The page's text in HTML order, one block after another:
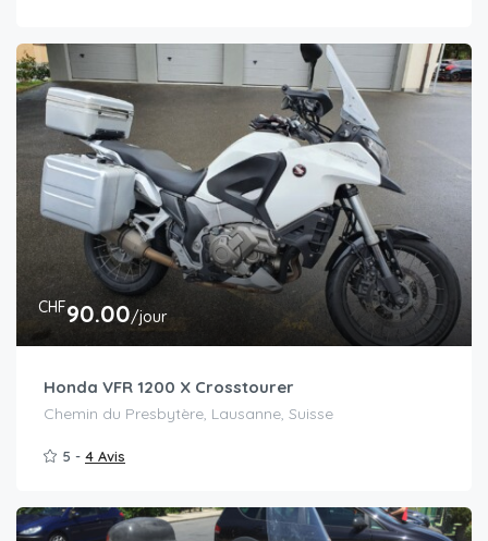
CHF90.00/jour
Honda VFR 1200 X Crosstourer
Chemin du Presbytère, Lausanne, Suisse
5 - 4 Avis